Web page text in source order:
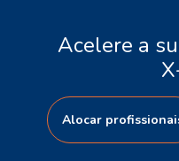
Acelere a
Alocar